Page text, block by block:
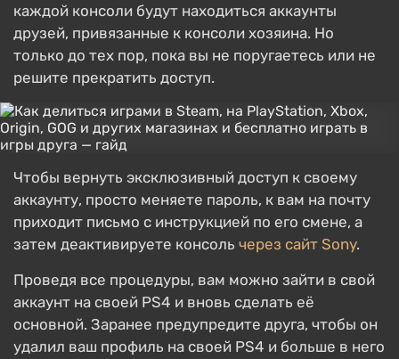
каждой консоли будут находиться аккаунты
друзей, привязанные к консоли хозяина. Но
только до тех пор, пока вы не поругаетесь или не
решите прекратить доступ.
Чтобы вернуть эксклюзивный доступ к своему
аккаунту, просто меняете пароль, к вам на почту
приходит письмо с инструкцией по его смене, а
затем деактивируете консоль через сайт Sony.
Проведя все процедуры, вам можно зайти в свой
аккаунт на своей PS4 и вновь сделать её
основной. Заранее предупредите друга, чтобы он
удалил ваш профиль на своей PS4 и больше в него